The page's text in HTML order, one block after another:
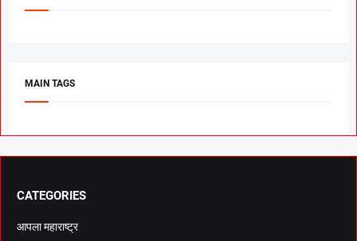
MAIN TAGS
CATEGORIES
आपला महाराष्ट्र